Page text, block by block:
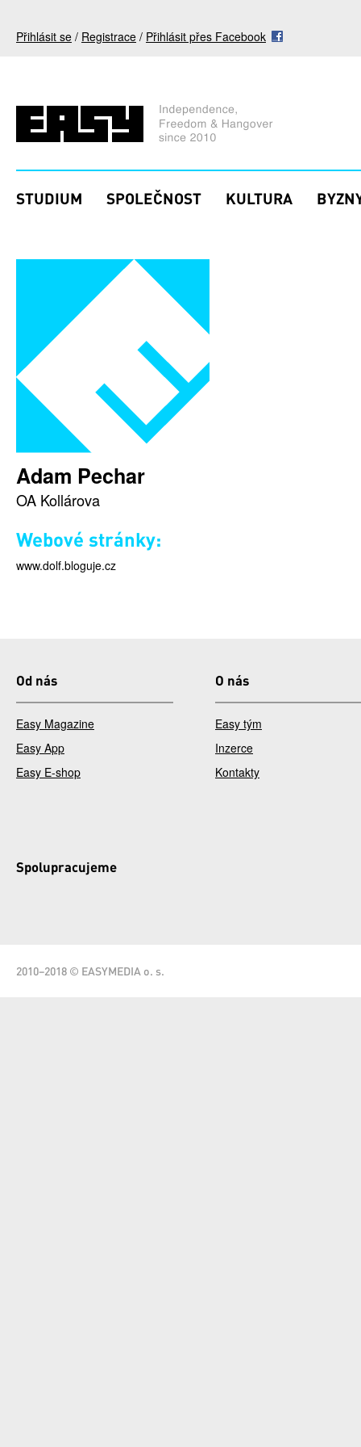
Přihlásit se / Registrace / Přihlásit přes Facebook
STUDIUM SPOLEČNOST KULTURA
Adam Pechar
OA Kollárova
Webové stránky:
www.dolf.bloguje.cz
Od nás
Easy Magazine
Easy App
Easy E-shop
O nás
Easy tým
Inzerce
Kontakty
Spolupracujeme
2010–2018 © EASYMEDIA o. s.